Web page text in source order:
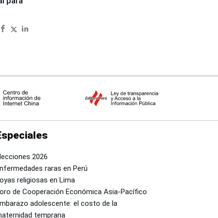
2026
raras en Perú
religiosas en Lima
de Cooperación Económica Asia-Pacífico
adolescente: el costo de la
temprana